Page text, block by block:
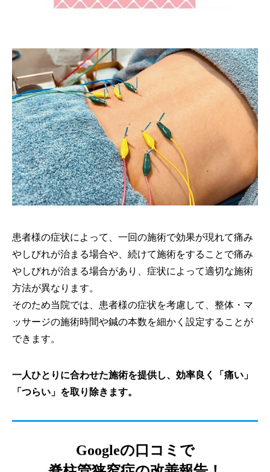
患者様の症状によって、一回の施術で効果が現れて痛み
やしびれが治まる場合や、続けて施術をすることで痛み
やしびれが治まる場合があり、症状によって適切な施術
方法が異なります。
そのため当院では、患者様の症状を考慮して、整体・マ
ッサージの施術時間や鍼の本数を細かく設定することが
できます。
一人ひとりに合わせた施術を提供し、効率良く「痛い」
「つらい」を取り除きます。
Googleの口コミで